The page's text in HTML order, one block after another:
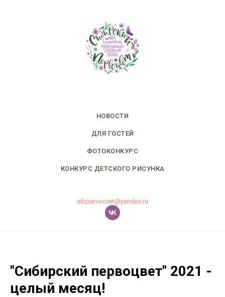
НОВОСТИ
ДЛЯ ГОСТЕЙ
ФОТОКОНКУРС
КОНКУРС ДЕТСКОГО РИСУНКА
sibpervocvet@yandex.ru
"Сибирский первоцвет" 2021 -
целый месяц!